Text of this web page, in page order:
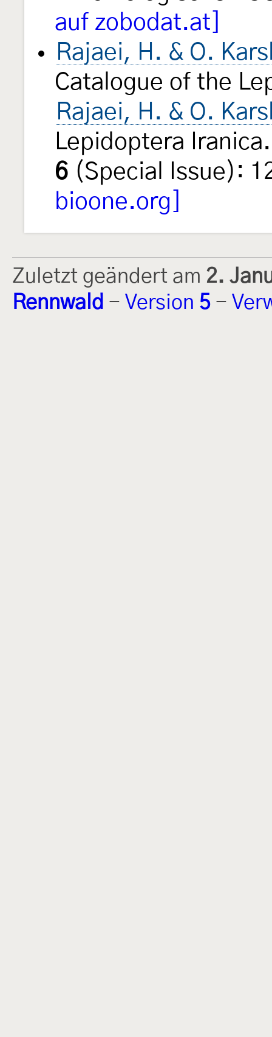
auf zobodat.at]
Rajaei, H. & O.
Catalogue of the
Rajaei, H. & O.
Lepidoptera
6 (Special Issue):
bioone.org]
Zuletzt geändert am 2.
Rennwald - Version 5 -